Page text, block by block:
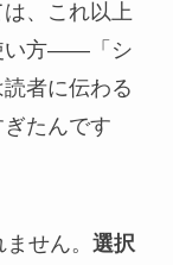
、これ以上
い方――「シ
者に伝わる
たんです
せん。 選択